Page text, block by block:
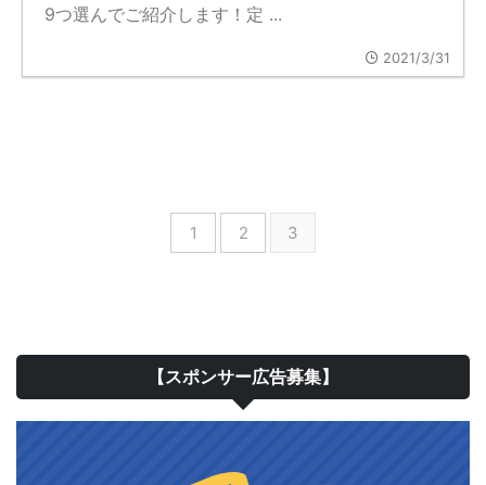
9つ選んでご紹介します！定 ...
2021/3/31
1 2 3
【スポンサー広告募集】